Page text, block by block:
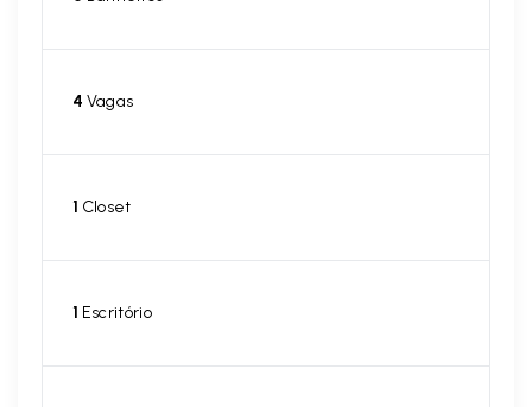
4 Vagas
1 Closet
1 Escritório